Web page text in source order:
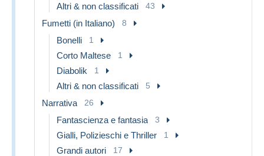
Altri & non classificati 43
Fumetti (in Italiano) 8
Bonelli 1
Corto Maltese 1
Diabolik 1
Altri & non classificati 5
Narrativa 26
Fantascienza e fantasia 3
Gialli, Polizieschi e Thriller 1
Grandi autori 17